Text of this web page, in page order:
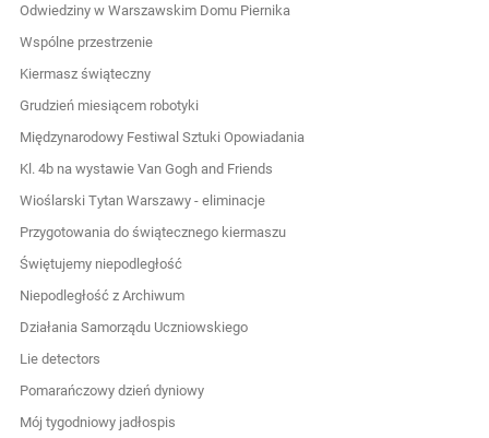
Odwiedziny w Warszawskim Domu Piernika
Wspólne przestrzenie
Kiermasz świąteczny
Grudzień miesiącem robotyki
Międzynarodowy Festiwal Sztuki Opowiadania
Kl. 4b na wystawie Van Gogh and Friends
Wioślarski Tytan Warszawy - eliminacje
Przygotowania do świątecznego kiermaszu
Świętujemy niepodległość
Niepodległość z Archiwum
Działania Samorządu Uczniowskiego
Lie detectors
Pomarańczowy dzień dyniowy
Mój tygodniowy jadłospis